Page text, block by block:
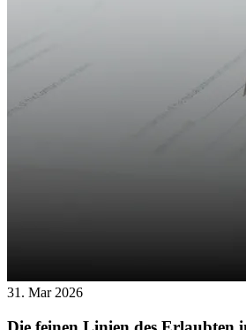
31. Mar 2026